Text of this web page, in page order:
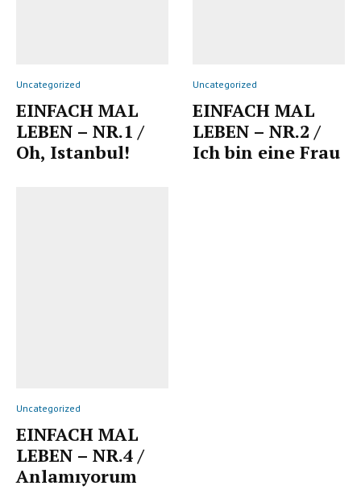
Uncategorized
EINFACH MAL
LEBEN – NR.1 /
Oh, Istanbul!
Uncategorized
EINFACH MAL
LEBEN – NR.4 /
Anlamıyorum
Uncategorized
EINFACH MAL
LEBEN – NR.2 /
Ich bin eine Frau